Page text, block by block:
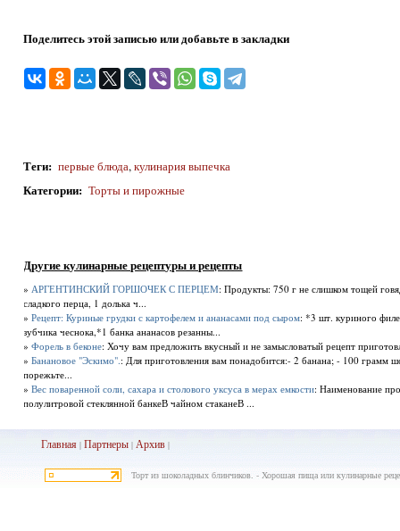
Поделитесь этой записью или добавьте в закладки
Теги: первые блюда,кулинария выпечка
Категории: Торты и пирожные
Другие кулинарные рецептуры и рецепты
» АРГЕНТИНСКИЙ ГОРШОЧЕК С ПЕРЦЕМ: Продукты: 750 г не слишком тощей
сладкого перца, 1 долька ч...
»Рецепт: Куриные грудки с картофелем и ананасами под сыром: *3 шт. куриного
зубчика чеснока,*1 банка ананасов резанны...
»Форель в беконе: Хочу вам предложить вкусный и не замысловатый рецепт
»Банановое "Эскимо". : Для приготовления вам понадобится:- 2 банана; - 100 грамм
порежьте...
»Вес поваренной соли, сахара и столового уксуса в мерах емкости: Наименование
полулитровой стеклянной банкеВ чайном стаканеВ ...
Главная |Партнеры |Архив |
Торт из шоколадных блинчиков. - Хорошая пища или кулинарные